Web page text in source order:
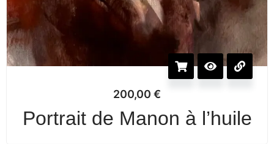
200,00 €
Portrait de Manon à l’huile